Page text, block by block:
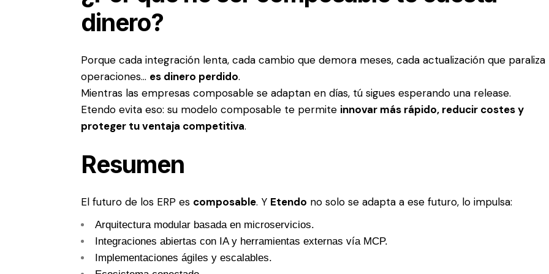
dinero?
Porque cada integración lenta, cada cambio que demora meses, cada actualización que paraliza
operaciones… es dinero perdido.
Mientras las empresas composable se adaptan en días, tú sigues esperando una release.
Etendo evita eso: su modelo composable te permite innovar más rápido, reducir costes y
proteger tu ventaja competitiva.
Resumen
El futuro de los ERP es composable. Y Etendo no solo se adapta a ese futuro, lo impulsa:
Arquitectura modular basada en microservicios.
Integraciones abiertas con IA y herramientas externas vía MCP.
Implementaciones ágiles y escalables.